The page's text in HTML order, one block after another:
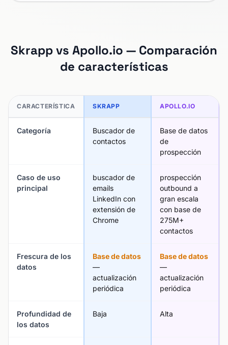
Skrapp vs Apollo.io — Comparación
de características
CARACTERÍSTICA SKRAPP APOLLO.IO
Categoría
Buscador de
contactos
Base de datos
de
prospección
Caso de uso
principal
buscador de
emails
LinkedIn con
extensión de
Chrome
prospección
outbound a
gran escala
con base de
275M+
contactos
Frescura de los
datos
Base de datos
—
actualización
periódica
Base de datos
—
actualización
periódica
Profundidad de
los datos
Baja Alta